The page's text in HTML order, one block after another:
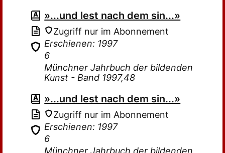
»...und lest nach dem sin...»
Zugriff nur im Abonnement
Erschienen: 1997
6
Münchner Jahrbuch der bildenden
Kunst - Band 1997,48
»...und lest nach dem sin...»
Zugriff nur im Abonnement
Erschienen: 1997
6
Münchner Jahrbuch der bildenden